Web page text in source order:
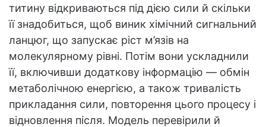
титину відкриваються під дією сили й скільки
її знадобиться, щоб виник хімічний сигнальний
ланцюг, що запускає ріст м’язів на
молекулярному рівні. Потім вони ускладнили
її, включивши додаткову інформацію — обмін
метаболічною енергією, а також тривалість
прикладання сили, повторення цього процесу і
відновлення після. Модель перевірили й